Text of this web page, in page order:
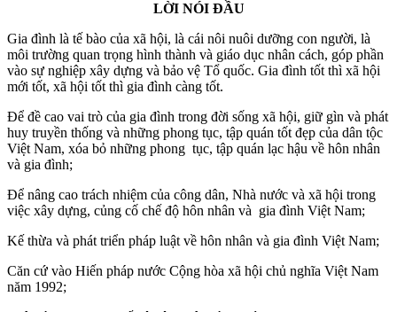
LỜI NÓI ĐẦU
Gia đình là tế bào của xã hội, là cái nôi nuôi dưỡng con người, là
môi trường quan trọng hình thành và giáo dục nhân cách, góp phần
vào sự nghiệp xây dựng và bảo vệ Tổ quốc. Gia đình tốt thì xã hội
mới tốt, xã hội tốt thì gia đình càng tốt.
Để đề cao vai trò của gia đình trong đời sống xã hội, giữ gìn và phát
huy truyền thống và những phong tục, tập quán tốt đẹp của dân tộc
Việt Nam, xóa bỏ những phong tục, tập quán lạc hậu về hôn nhân
và gia đình;
Để nâng cao trách nhiệm của công dân, Nhà nước và xã hội trong
việc xây dựng, củng cố chế độ hôn nhân và gia đình Việt Nam;
Kế thừa và phát triển pháp luật về hôn nhân và gia đình Việt Nam;
Căn cứ vào Hiến pháp nước Cộng hòa xã hội chủ nghĩa Việt Nam
năm 1992;